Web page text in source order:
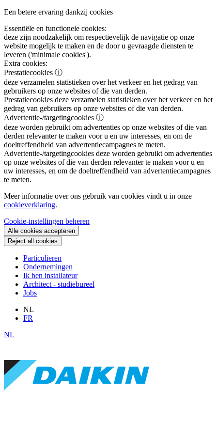
Een betere ervaring dankzij cookies
Essentiële en functionele cookies:
deze zijn noodzakelijk om respectievelijk de navigatie op onze
website mogelijk te maken en de door u gevraagde diensten te
leveren ('minimale cookies').
Extra cookies:
Prestatiecookies ⓘ
deze verzamelen statistieken over het verkeer en het gedrag van
gebruikers op onze websites of die van derden.
Prestatiecookies deze verzamelen statistieken over het verkeer en het
gedrag van gebruikers op onze websites of die van derden.
Advertentie-/targetingcookies ⓘ
deze worden gebruikt om advertenties op onze websites of die van
derden relevanter te maken voor u en uw interesses, en om de
doeltreffendheid van advertentiecampagnes te meten.
Advertentie-/targetingcookies deze worden gebruikt om advertenties
op onze websites of die van derden relevanter te maken voor u en
uw interesses, en om de doeltreffendheid van advertentiecampagnes
te meten.
Meer informatie over ons gebruik van cookies vindt u in onze
cookieverklaring.
Cookie-instellingen beheren
Alle cookies accepteren
Reject all cookies
Particulieren
Ondernemingen
Ik ben installateur
Architect - studiebureel
Jobs
NL
FR
NL